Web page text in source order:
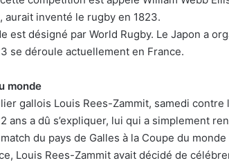
aurait inventé le rugby en 1823.
est désigné par World Rugby. Le Japon a
se déroule actuellement en France.
monde
gallois Louis Rees-Zammit, samedi contre
ans a dû s’expliquer, lui qui a simplement
du pays de Galles à la Coupe du
Louis Rees-Zammit avait décidé de